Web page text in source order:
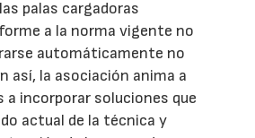
palas cargadoras
a la norma vigente no
automáticamente no
así, la asociación anima a
incorporar soluciones que
actual de la técnica y